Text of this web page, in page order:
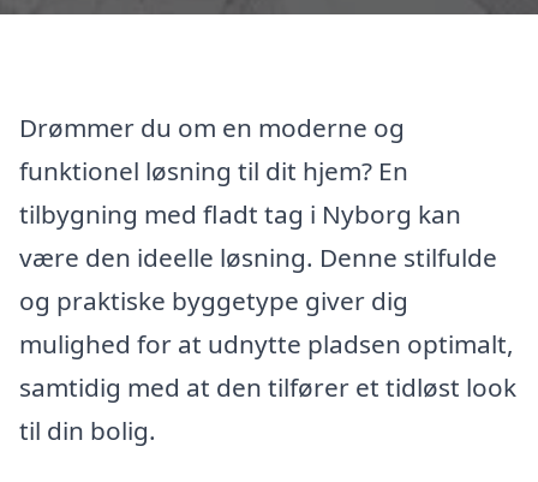
Drømmer du om en moderne og
funktionel løsning til dit hjem? En
tilbygning med fladt tag i Nyborg kan
være den ideelle løsning. Denne stilfulde
og praktiske byggetype giver dig
mulighed for at udnytte pladsen optimalt,
samtidig med at den tilfører et tidløst look
til din bolig.